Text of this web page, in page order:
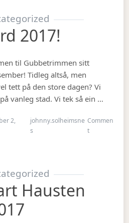
2017!
til Gubbetrimmen sitt
Tidleg altså, men
tett på den store dagen? Vi
vanleg stad. Vi tek så ein …
2,
johnny.solheimsne
s
Commen
ton Julebord
Hausten